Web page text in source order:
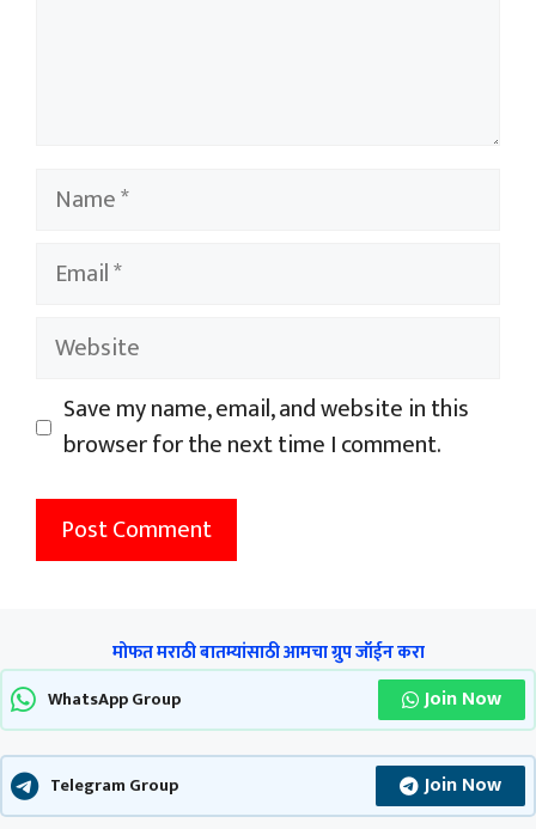
Name
Email
Website
Save my name, email, and website in this
browser for the next time I comment.
मोफत मराठी बातम्यांसाठी आमचा ग्रुप जॉईन करा
WhatsApp Group Join Now
Telegram Group Join Now